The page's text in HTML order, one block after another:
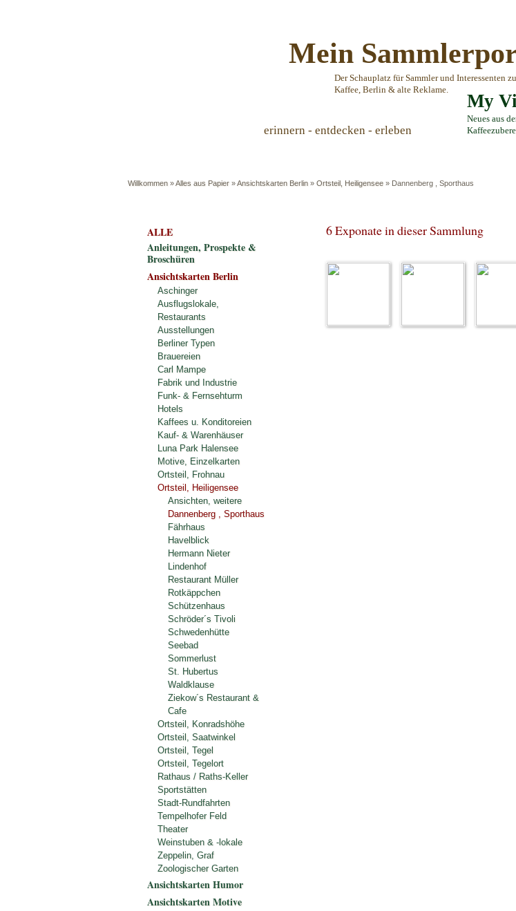
Mein
Der Schauplatz für Sammler und Interessenten
Kaffee, Berlin & alte Reklame.
My
Neues aus
erinnern - entdecken - erleben
Willkommen »Alles aus Papier »Ansichtskarten Berlin » Ortsteil, Heiligensee » Dannenberg , Sporthaus
6 Exponate in dieser Sammlung
ALLE
Anleitungen, Prospekte &
Broschüren
Ansichtskarten Berlin
Aschinger
Ausflugslokale,
Restaurants
Ausstellungen
Berliner Typen
Brauereien
Carl Mampe
Fabrik und Industrie
Funk- & Fernsehturm
Hotels
Kaffees u. Konditoreien
Kauf- & Warenhäuser
Luna Park Halensee
Motive, Einzelkarten
Ortsteil, Frohnau
Ortsteil, Heiligensee
Ansichten, weitere
Dannenberg , Sporthaus
Fährhaus
Havelblick
Hermann Nieter
Lindenhof
Restaurant Müller
Rotkäppchen
Schützenhaus
Schröder´s Tivoli
Schwedenhütte
Seebad
Sommerlust
St. Hubertus
Waldklause
Ziekow´s Restaurant &
Cafe
Ortsteil, Konradshöhe
Ortsteil, Saatwinkel
Ortsteil, Tegel
Ortsteil, Tegelort
Rathaus / Raths-Keller
Sportstätten
Stadt-Rundfahrten
Tempelhofer Feld
Theater
Weinstuben & -lokale
Zeppelin, Graf
Zoologischer Garten
Ansichtskarten Humor
Ansichtskarten Motive